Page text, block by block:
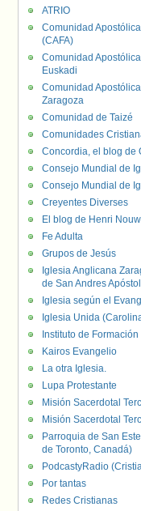
ATRIO
Comunidad
(CAFA)
Comunidad
Euskadi
Comunidad
Zaragoza
Comunidad de Taizé
Comunidades
Concordia, el blog de
Consejo Mundial de
Consejo Mundial de
Creyentes Diverses
El blog de Henri
Fe Adulta
Grupos de Jesús
Iglesia Anglicana
de San Andres Apóstol
Iglesia según el
Iglesia Unida
Instituto de
Kairos Evangelio
La otra Iglesia.
Lupa Protestante
Misión Sacerdotal
Misión Sacerdotal
Parroquia de San
de Toronto, Canadá)
PodcastyRadio
Por tantas
Redes Cristianas